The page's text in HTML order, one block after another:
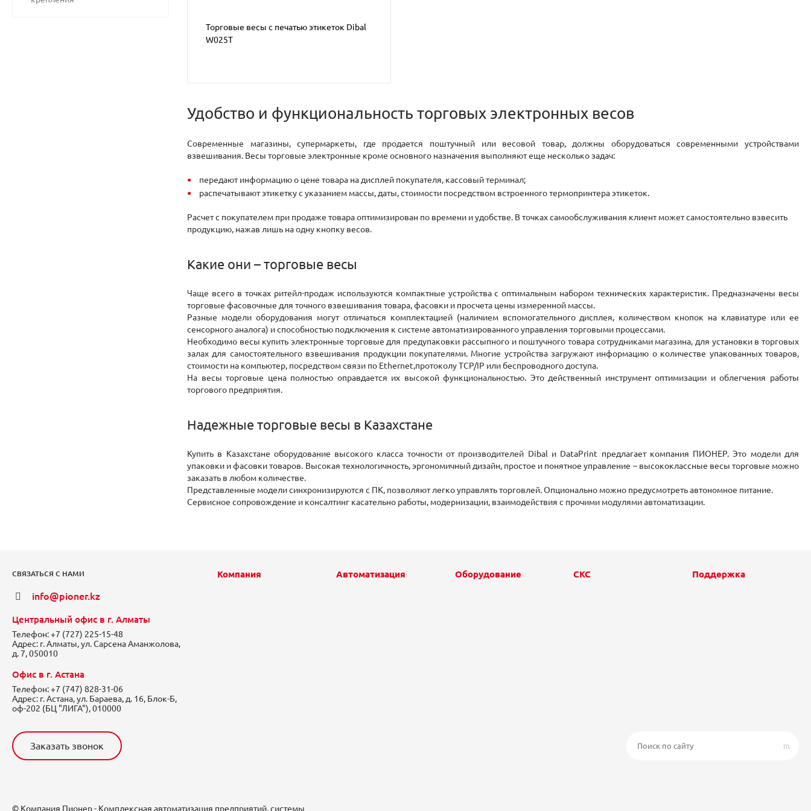
Торговые весы с печатью этикеток Dibal
W025T
Удобство и функциональность торговых электронных весов
Современные магазины, супермаркеты, где продается поштучный или весовой товар, должны оборудоваться современными устройствами
взвешивания. Весы торговые электронные кроме основного назначения выполняют еще несколько задач:
передают информацию о цене товара на дисплей покупателя, кассовый терминал;
распечатывают этикетку с указанием массы, даты, стоимости посредством встроенного термопринтера этикеток.
Расчет с покупателем при продаже товара оптимизирован по времени и удобстве. В точках самообслуживания клиент может самостоятельно взвесить
продукцию, нажав лишь на одну кнопку весов.
Какие они – торговые весы
Чаще всего в точках ритейл-продаж используются компактные устройства с оптимальным набором технических характеристик. Предназначены весы
торговые фасовочные для точного взвешивания товара, фасовки и просчета цены измеренной массы.
Разные модели оборудования могут отличаться комплектацией (наличием вспомогательного дисплея, количеством кнопок на клавиатуре или ее
сенсорного аналога) и способностью подключения к системе автоматизированного управления торговыми процессами.
Необходимо весы купить электронные торговые для предупаковки рассыпного и поштучного товара сотрудниками магазина, для установки в торговых
залах для самостоятельного взвешивания продукции покупателями. Многие устройства загружают информацию о количестве упакованных товаров,
стоимости на компьютер, посредством связи по Ethernet,протоколу TCP/IP или беспроводного доступа.
На весы торговые цена полностью оправдается их высокой функциональностью. Это действенный инструмент оптимизации и облегчения работы
торгового предприятия.
Надежные торговые весы в Казахстане
Купить в Казахстане оборудование высокого класса точности от производителей Dibal и DataPrint предлагает компания ПИОНЕР. Это модели для
упаковки и фасовки товаров. Высокая технологичность, эргономичный дизайн, простое и понятное управление – высококлассные весы торговые можно
заказать в любом количестве.
Представленные модели синхронизируются с ПК, позволяют легко управлять торговлей. Опционально можно предусмотреть автономное питание.
Сервисное сопровождение и консалтинг касательно работы, модернизации, взаимодействия с прочими модулями автоматизации.
СВЯЗАТЬСЯ С НАМИ
info@pioner.kz
Центральный офис в г. Алматы
Телефон:+7 (727) 225-15-48
Адрес: г. Алматы, ул. Сарсена Аманжолова,
д. 7, 050010
Офис в г. Астана
Телефон:+7 (747) 828-31-06
Адрес: г. Астана, ул. Бараева, д. 16, Блок-Б,
оф-202 (БЦ "ЛИГА"), 010000
Компания Автоматизация Оборудование СКС Поддержка
Заказать звонок
© Компания Пионер - Комплексная автоматизация предприятий, системы